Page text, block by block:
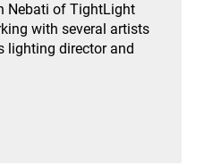
Nebati of TightLight
with several artists
lighting director and